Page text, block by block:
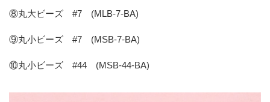
⑧丸大ビーズ #7 (MLB-7-BA)
⑨丸小ビーズ #7 (MSB-7-BA)
⑩丸小ビーズ #44 (MSB-44-BA)